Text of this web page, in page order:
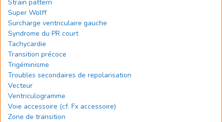
Strain pattern
Super Wolff
Surcharge ventriculaire gauche
Syndrome du PR court
Tachycardie
Transition précoce
Trigéminisme
Troubles secondaires de repolarisation
Vecteur
Ventriculogramme
Voie accessoire (cf. Fx accessoire)
Zone de transition